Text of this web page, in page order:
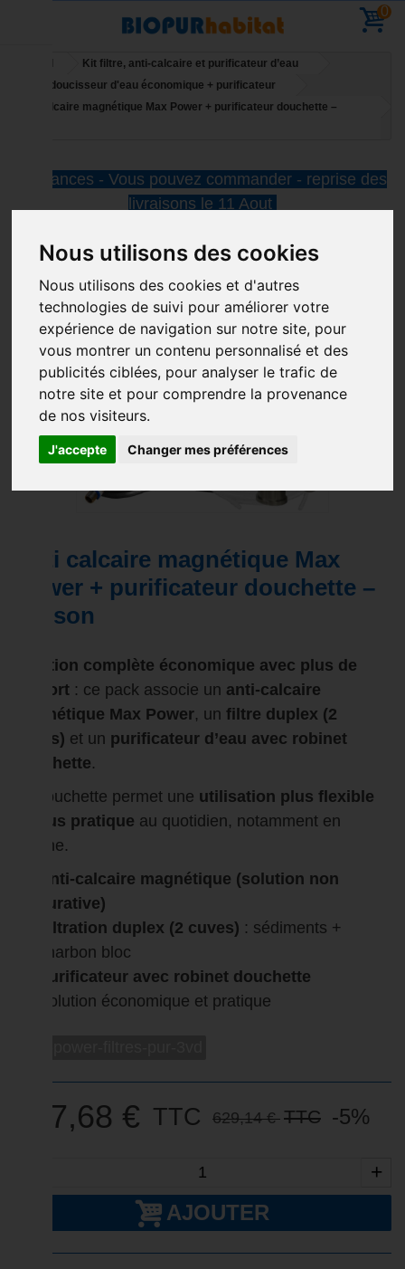
Nous utilisons des cookies
Nous utilisons des cookies et d'autres
technologies de suivi pour améliorer votre
expérience de navigation sur notre site, pour
vous montrer un contenu personnalisé et des
publicités ciblées, pour analyser le trafic de
notre site et pour comprendre la provenance
de nos visiteurs.
J'accepte Changer mes préférences
0
Kit filtre, anti-calcaire et purificateur d’eau
Pack adoucisseur d'eau économique + purificateur
Anti calcaire magnétique Max Power + purificateur douchette –
Vacances - Vous pouvez commander - reprise des
livraisons le 11 Aout
Anti calcaire magnétique Max
Power + purificateur douchette –
maison
Solution complète économique avec plus de
confort : ce pack associe un anti-calcaire
magnétique Max Power, un filtre duplex (2
cuves) et un purificateur d’eau avec robinet
douchette.
La douchette permet une utilisation plus flexible
et plus pratique au quotidien, notamment en
cuisine.
Anti-calcaire magnétique (solution non
curative)
Filtration duplex (2 cuves) : sédiments +
charbon bloc
Purificateur avec robinet douchette
Solution économique et pratique
597,68 € TTC 629,14 € TTC -5%
+
AJOUTER